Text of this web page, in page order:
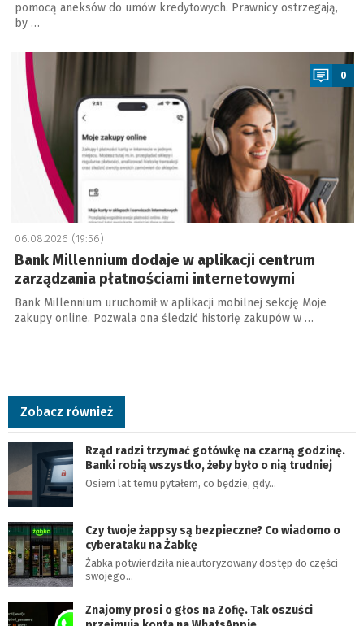
pomocą aneksów do umów kredytowych. Prawnicy ostrzegają,
by …
0
06.08.2026 (19:56)
Bank Millennium dodaje w aplikacji centrum
zarządzania płatnościami internetowymi
Bank Millennium uruchomił w aplikacji mobilnej sekcję Moje
zakupy online. Pozwala ona śledzić historię zakupów w …
Zobacz również
Rząd radzi trzymać gotówkę na czarną godzinę.
Banki robią wszystko, żeby było o nią trudniej
Osiem lat temu pytałem, co będzie, gdy…
Czy twoje żappsy są bezpieczne? Co wiadomo o
cyberataku na Żabkę
Żabka potwierdziła nieautoryzowany dostęp do części
swojego…
Znajomy prosi o głos na Zofię. Tak oszuści